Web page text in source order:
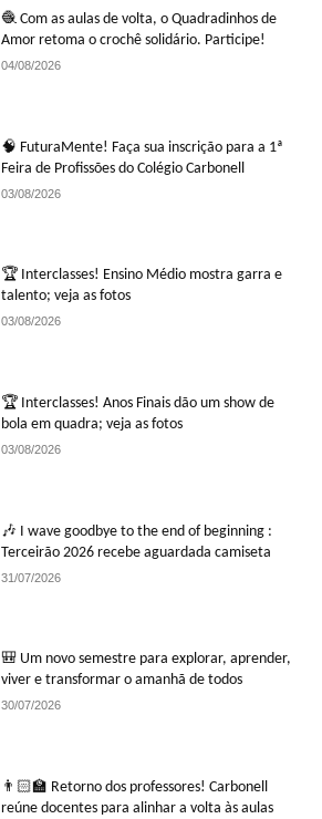
🧶 Com as aulas de volta, o Quadradinhos de
Amor retoma o crochê solidário. Participe!
04/08/2026
🧠 FuturaMente! Faça sua inscrição para a 1ª
Feira de Profissões do Colégio Carbonell
03/08/2026
🏆 Interclasses! Ensino Médio mostra garra e
talento; veja as fotos
03/08/2026
🏆 Interclasses! Anos Finais dão um show de
bola em quadra; veja as fotos
03/08/2026
🎶 I wave goodbye to the end of beginning :
Terceirão 2026 recebe aguardada camiseta
31/07/2026
🎒 Um novo semestre para explorar, aprender,
viver e transformar o amanhã de todos
30/07/2026
👨🏻‍🏫 Retorno dos professores! Carbonell
reúne docentes para alinhar a volta às aulas